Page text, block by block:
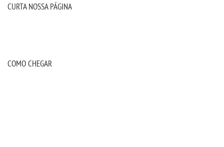
CURTA NOSSA PÁGINA
COMO CHEGAR